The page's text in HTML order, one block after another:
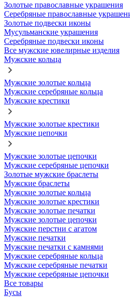
Золотые православные украшения
Серебряные православные
Золотые подвески иконы
Мусульманские украшения
Серебряные подвески иконы
Все мужские ювелирные изделия
Мужские кольца
Мужские золотые кольца
Мужские серебряные кольца
Мужские крестики
Мужские золотые крестики
Мужские цепочки
Мужские золотые цепочки
Мужские серебряные цепочки
Золотые мужские браслеты
Мужские браслеты
Мужские золотые кольца
Мужские золотые крестики
Мужские золотые печатки
Мужские золотые цепочки
Мужские перстни с агатом
Мужские печатки
Мужские печатки с камнями
Мужские серебряные кольца
Мужские серебряные печатки
Мужские серебряные цепочки
Все товары
Бусы